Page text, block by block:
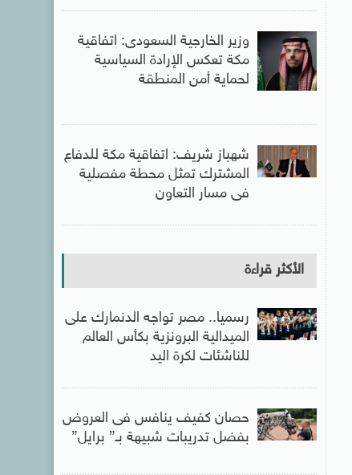
وزير الخارجية السعودى: اتفاقية
مكة تعكس الإرادة السياسية
لحماية أمن المنطقة
شهباز شريف: اتفاقية مكة للدفاع
المشترك تمثل محطة مفصلية
فى مسار التعاون
الأكثر قراءة
رسميا.. مصر تواجه الدنمارك على
الميدالية البرونزية بكأس العالم
للناشئات لكرة اليد
حصان كفيف ينافس فى العروض
بفضل تدريبات شبيهة بـ” برايل”